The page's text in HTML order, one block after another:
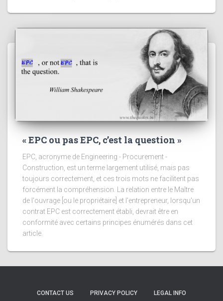
« EPC ou pas EPC, c’est la question »
EPC, acronyme de Engineering - Procurement -
Construction, est un terme largement utilisé, mais pas
toujours correctement, et ces trois mots ne facilitent pas
forcément la compréhension. La relation entre le Maître
de l'ouvrage [ou le propriétaire] et l'entrepreneur, lorsqu'un
contrat EPC est correctement établi, devrait être en
conformité avec certains principes énumérés dans cet
article.
CONTACT US PRIVACY POLICY LEGAL INFO